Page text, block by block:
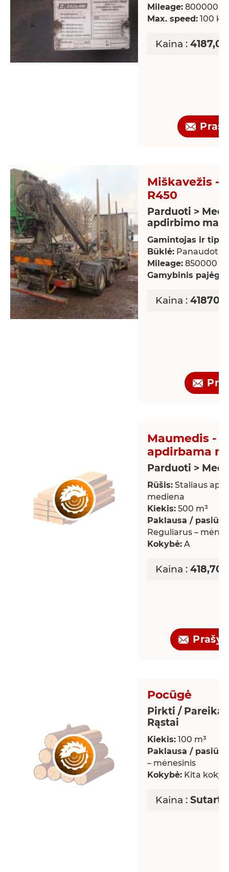
Mileage: 800000
Max. speed: 100
Kaina :
Miškavežis -
R450
Parduoti >
apdirbimo
Gamintojas ir
Būklė: Panaudotas
Mileage: 850000
Gamybinis
Kaina :
Maumedis -
apdirbama
Parduoti >
Rūšis: Staliaus
mediena
Kiekis: 500 m³
Paklausa / pasiūla:
Reguliarus –
Kokybė: A
Kaina : 418,70
Pocūgė
Pirkti /
Rąstai
Kiekis: 100 m³
Paklausa / pasiūla:
– mėnesinis
Kokybė: Kita
Kaina :